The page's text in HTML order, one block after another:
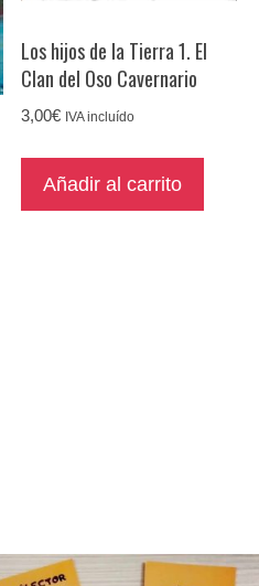
Los hijos de la Tierra 1. El
Clan del Oso Cavernario
3,00€ IVA incluído
Añadir al carrito